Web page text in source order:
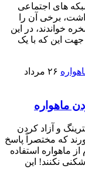
های اجتماعی
برخی آن را
خواندند، در این
جهت این که با یک
۲۶ مرداد
ماهواره
و آزاد کردن
که مختصراً پاسخ
ماهواره استفاده
نکنند! این